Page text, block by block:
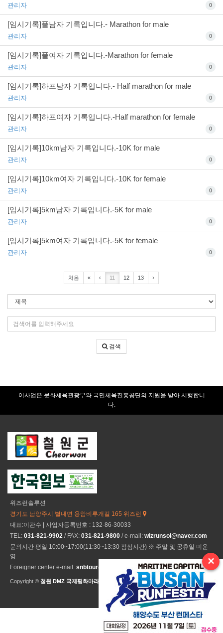
관리자 0
[임시기록]풀남자 기록입니다.- Marathon for male
관리자 0
[임시기록]풀여자 기록입니다.-Marathon for female
관리자 0
[임시기록]하프남자 기록입니다.- Half marathon for male
관리자 0
[임시기록]하프여자 기록입니다.-Half marathon for female
관리자 0
[임시기록]10km남자 기록입니다.-10K for male
관리자 0
[임시기록]10km여자 기록입니다.-10K for female
관리자 0
[임시기록]5km남자 기록입니다.-5K for male
관리자 0
[임시기록]5km여자 기록입니다.-5K for female
관리자 0
처음 « ‹ 11 12 13 ›
색
조
색
어
입
검색
이사업은 문화체육관광부와 국민체육진흥공단의 지원을 받아 시행합니
다.
위즈런솔루션
경기도 남양주시 별내면 용암비루개길 165 위즈런
대표:이관수 | 사업자등록번호 : 132-86-30033
TEL: 031-821-9902 / FAX: 031-821-9800 / e-mail: wizrunsol@naver.com
문의시간 평일 10:00~17:00(11:30~13:30 점심시간) ※ 주말 및 공휴일 미운
영
Foreigner center e-mail: snbtour@naver.com
Copyright © 철원 DMZ 국제평화마라톤 All Rights Reseved.
×